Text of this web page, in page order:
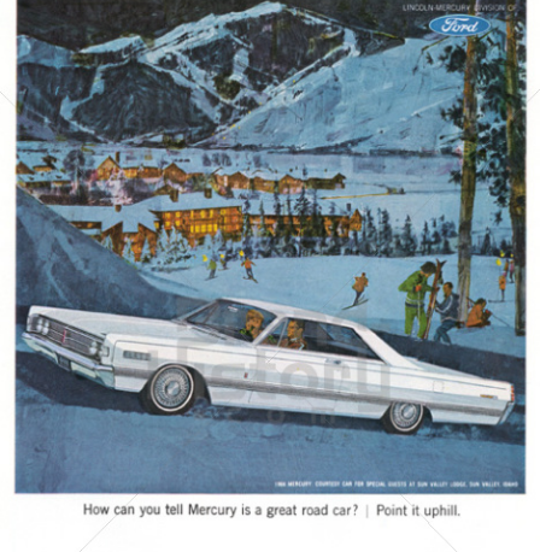
MERCURY FORD MOTOR COMPANY 1965